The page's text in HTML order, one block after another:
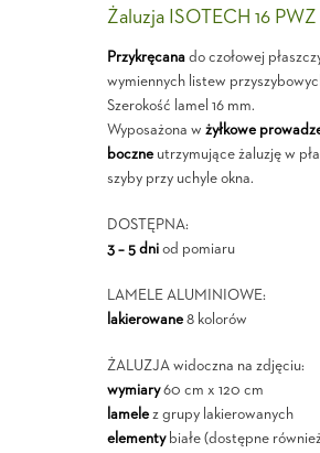
Żaluzja ISOTECH 16
Przykręcanado czołowej
wymiennych listew
Szerokość lamel 16 mm.
Wyposażona w żyłkowe
boczneutrzymujące żaluzję w
szyby przy uchyle okna.
DOSTĘPNA:
3 – 5 dniod pomiaru
LAMELE ALUMINIOWE:
lakierowane8 kolorów
ŻALUZJA widoczna na zdjęciu:
wymiary60 cm x 120 cm
lamelez grupy lakierowanych
elementybiałe (dostępne